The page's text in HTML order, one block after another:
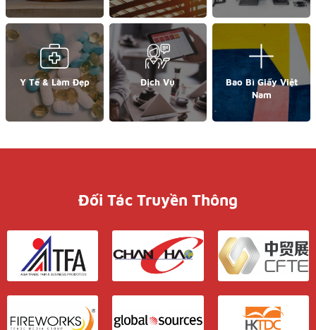
Y Tế & Làm Đẹp Dịch Vụ
Bao Bì Giấy Việt
Nam
Đối Tác Truyền Thông